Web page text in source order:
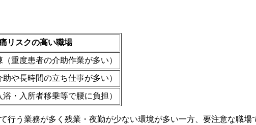
リスクの高い職場
重度患者の介助作業が多い）
や長時間の立ち仕事が多い）
・入所者移乗等で腰に負担）
行う業務が多く残業・夜勤が少ない環境が多い一方、要注意な職